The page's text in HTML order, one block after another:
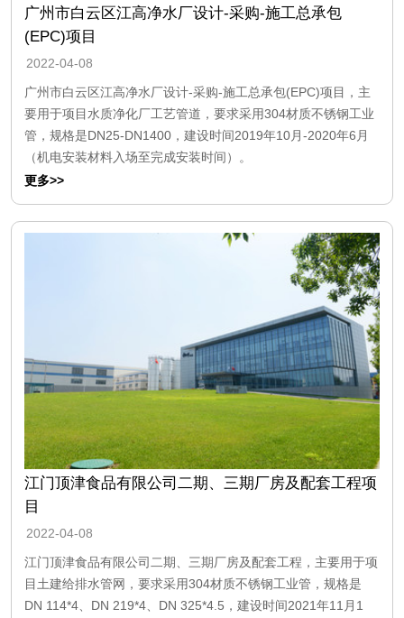
广州市白云区江高净水厂设计-采购-施工总承包
(EPC)项目
2022-04-08
广州市白云区江高净水厂设计-采购-施工总承包(EPC)项目，主
要用于项目水质净化厂工艺管道，要求采用304材质不锈钢工业
管，规格是DN25-DN1400，建设时间2019年10月-2020年6月
（机电安装材料入场至完成安装时间）。
更多>>
江门顶津食品有限公司二期、三期厂房及配套工程项
目
2022-04-08
江门顶津食品有限公司二期、三期厂房及配套工程，主要用于项
目土建给排水管网，要求采用304材质不锈钢工业管，规格是
DN 114*4、DN 219*4、DN 325*4.5，建设时间2021年11月1